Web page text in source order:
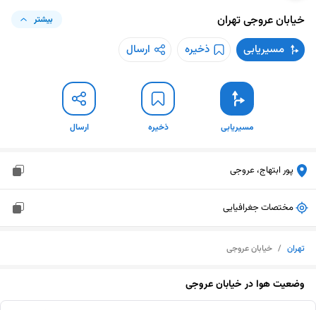
خیابان عروجیتهران بیشتر
مسیریابی ذخیره ارسال
مسیریابی ذخیره ارسال
پور ابتهاج، عروجی
مختصات جغرافیایی
تهران / خیابان عروجی
وضعیت هوا درخیابان عروجی